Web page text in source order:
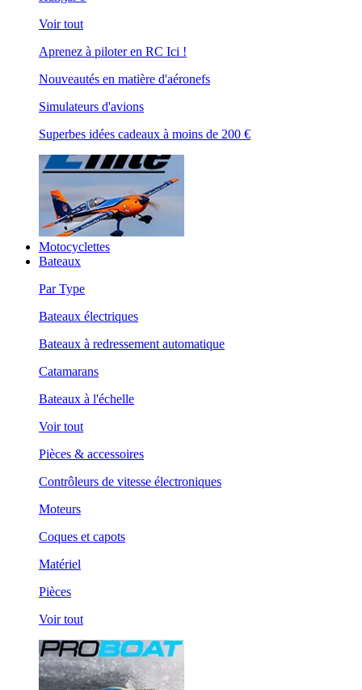
Voir tout
Aprenez à piloter en RC Ici !
Nouveautés en matière d'aéronefs
Simulateurs d'avions
Superbes idées cadeaux à moins de 200 €
Motocyclettes
Bateaux
Par Type
Bateaux électriques
Bateaux à redressement automatique
Catamarans
Bateaux à l'échelle
Voir tout
Pièces & accessoires
Contrôleurs de vitesse électroniques
Moteurs
Coques et capots
Matériel
Pièces
Voir tout